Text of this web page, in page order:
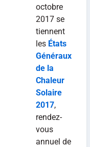
octobre
2017 se
tiennent
les États
Généraux
de la
Chaleur
Solaire
2017,
rendez-
vous
annuel de